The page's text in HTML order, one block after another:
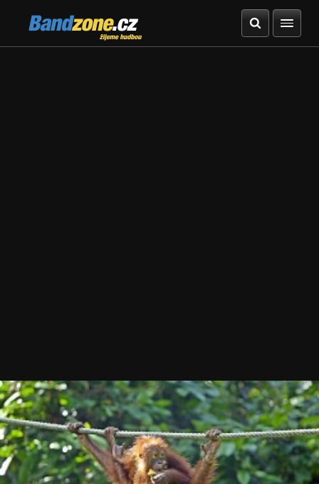
Bandzone.cz
žijeme hudbou